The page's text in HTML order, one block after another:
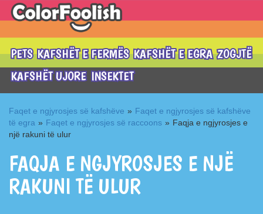
PETS KAFSHËT E FERMËS KAFSHËT E EGRA ZOGJTË
KAFSHËT UJORE INSEKTET
Faqet e ngjyrosjes së kafshëve » Faqet e ngjyrosjes së kafshëve
të egra » Faqet e ngjyrosjes së raccoons » Faqja e ngjyrosjes e
një rakuni të ulur
FAQJA E NGJYROSJES E NJË
RAKUNI TË ULUR